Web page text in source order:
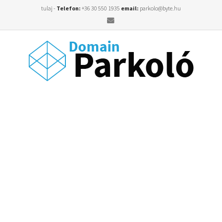
tulaj - Telefon: +36 30 550 1935 email: parkolo@byte.hu
Email